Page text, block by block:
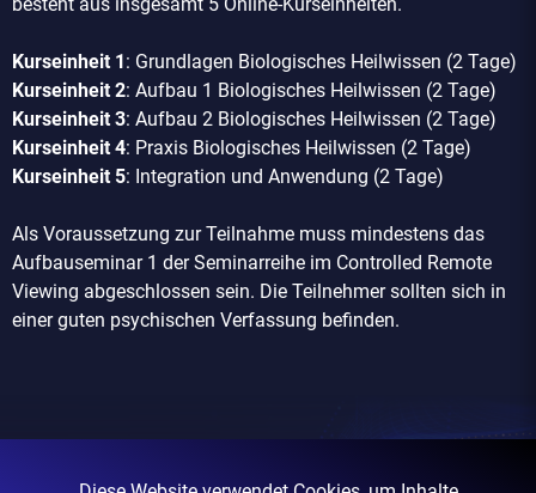
Kurseinheit 1: Grundlagen Biologisches Heilwissen (2 Tage)
Kurseinheit 2: Aufbau 1 Biologisches Heilwissen (2 Tage)
Kurseinheit 3: Aufbau 2 Biologisches Heilwissen (2 Tage)
Kurseinheit 4: Praxis Biologisches Heilwissen (2 Tage)
Kurseinheit 5: Integration und Anwendung (2 Tage)
Als Voraussetzung zur Teilnahme muss mindestens das
Aufbauseminar 1 der Seminarreihe im Controlled Remote
Viewing abgeschlossen sein. Die Teilnehmer sollten sich in
einer guten psychischen Verfassung befinden.